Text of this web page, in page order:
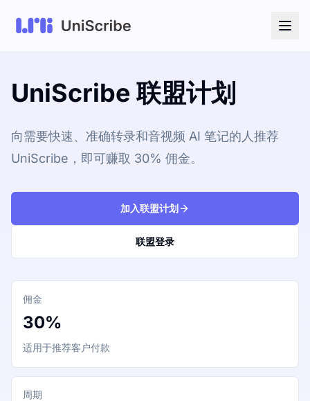
UniScribe 联盟计划
向需要快速、准确转录和音视频 AI 笔记的人推荐
UniScribe，即可赚取 30% 佣金。
加入联盟计划
联盟登录
佣金
30%
适用于推荐客户付款
周期